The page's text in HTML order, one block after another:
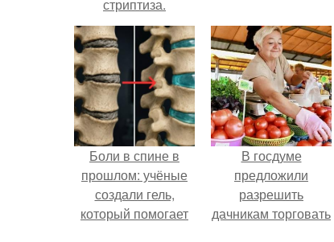
стриптиза.
Боли в спине в
прошлом: учёные
создали гель,
который помогает
В госдуме
предложили
разрешить
дачникам торговать